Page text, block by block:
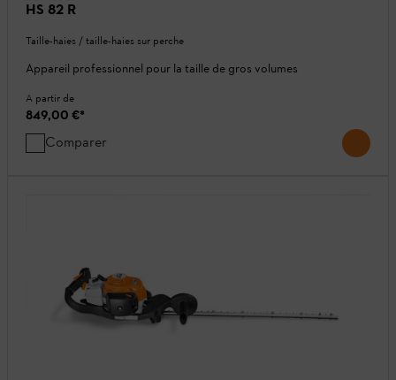
HS 82 R
Taille-haies / taille-haies sur perche
Appareil professionnel pour la taille de gros volumes
A partir de
849,00 €*
Comparer